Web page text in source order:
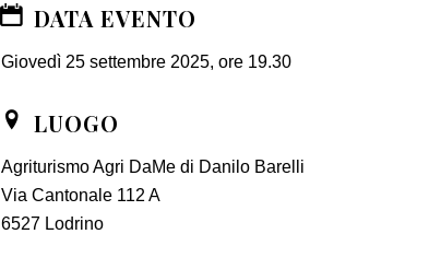
DATA EVENTO
Giovedì 25 settembre 2025, ore 19.30
LUOGO
Agriturismo Agri DaMe di Danilo Barelli
Via Cantonale 112 A
6527 Lodrino